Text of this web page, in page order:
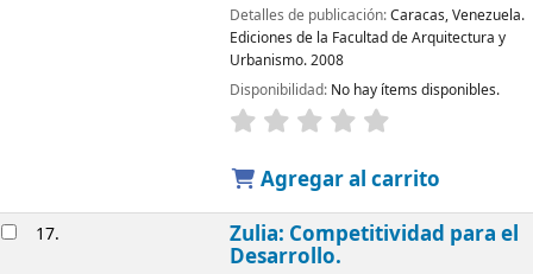
Detalles de publicación:Caracas, Venezuela.
Ediciones de la Facultad de Arquitectura y
Urbanismo.2008
Disponibilidad: No hay ítems disponibles.
Agregar al carrito
17. Zulia: Competitividad para el
Desarrollo.